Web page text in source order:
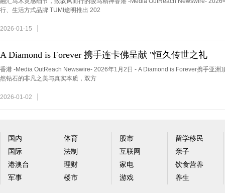
行、生活方式品牌 TUMI途明推出 202
2026-01-15
A Diamond is Forever 携手连卡佛呈献 "恒久传世之礼
香港 -Media OutReach Newswire- 2026年1月2日 - A Diamond is Forever携手亚洲
然钻石的非凡之美与真实本质，双方
2026-01-02
国内
国际
港澳台
军事
体育
法制
理财
楼市
股市
互联网
家电
游戏
留学移民
亲子
饮食营养
养生